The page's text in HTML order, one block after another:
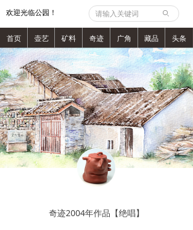
欢迎光临公园！
首页 壶艺 矿料 奇迹 广角 藏品 头条
ꄙ
奇迹2004年作品【绝唱】